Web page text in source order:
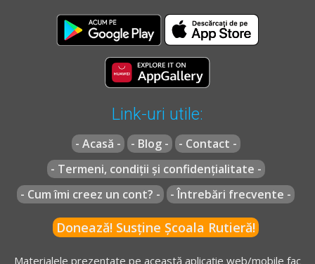
Link-uri utile:
- Acasă - - Blog -
- Contact -
- Termeni, condiții și confidențialitate -
- Cum îmi creez un cont? -
- Întrebări frecvente -
Donează! Susține Școala Rutieră!
Materialele prezentate pe această aplicație web/mobile fac